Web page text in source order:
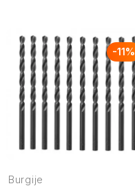
-11%
Burgije